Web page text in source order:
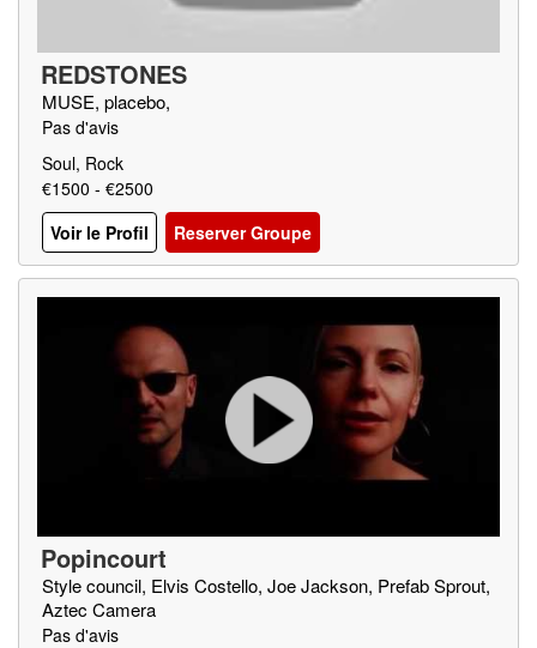
REDSTONES
MUSE, placebo,
Pas d'avis
Soul, Rock
€1500 - €2500
Voir le Profil
Reserver Groupe
Popincourt
Style council, Elvis Costello, Joe Jackson, Prefab Sprout,
Aztec Camera
Pas d'avis